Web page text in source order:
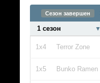
Сезон завершен
1 сезон
1x4 Terror Zone
1x5 Bunko Ramen